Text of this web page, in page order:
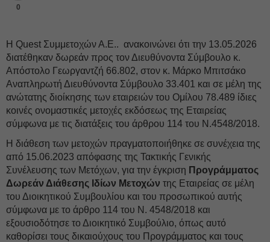
0
Η Quest Συμμετοχών Α.Ε.. ανακοινώνει ότι την 13.05.2026
διατέθηκαν δωρεάν προς τον Διευθύνοντα Σύμβουλο κ.
Απόστολο Γεωργαντζή 66.802, στον κ. Μάρκο Μπιτσάκο
Αναπληρωτή Διευθύνοντα Σύμβουλο 33.401 και σε μέλη της
ανώτατης διοίκησης των εταιρειών του Ομίλου 78.489 ίδιες
κοινές ονομαστικές μετοχές εκδόσεως της Εταιρείας
σύμφωνα με τις διατάξεις του άρθρου 114 του Ν.4548/2018.
Η διάθεση των μετοχών πραγματοποιήθηκε σε συνέχεια της
από 15.06.2023 απόφασης της Τακτικής Γενικής
Συνέλευσης των Μετόχων, για την έγκριση Προγράμματος
Δωρεάν Διάθεσης Ιδίων Μετοχών της Εταιρείας σε μέλη
του Διοικητικού Συμβουλίου και του προσωπικού αυτής
σύμφωνα με το άρθρο 114 του Ν. 4548/2018 και
εξουσιοδότησε το Διοικητικό Συμβούλιο, όπως αυτό
καθορίσει τους δικαιούχους του Προγράμματος και τους